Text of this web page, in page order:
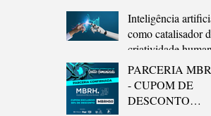
Inteligência
como catalisador
criatividade humana
PARCERIA
- CUPOM DE
DESCONTO